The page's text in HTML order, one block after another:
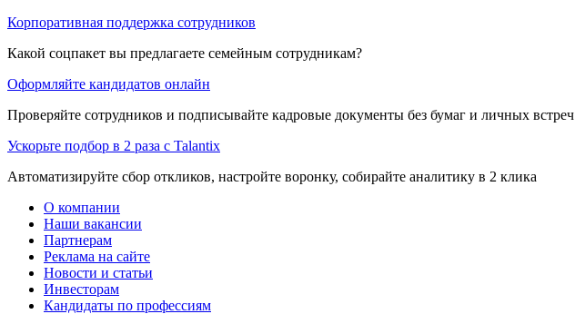
Корпоративная поддержка сотрудников
Какой соцпакет вы предлагаете семейным сотрудникам?
Оформляйте кандидатов онлайн
Проверяйте сотрудников и подписывайте кадровые документы без бумаг и личных встреч
Ускорьте подбор в 2 раза с Talantix
Автоматизируйте сбор откликов, настройте воронку, собирайте аналитику в 2 клика
О компании
Наши вакансии
Партнерам
Реклама на сайте
Новости и статьи
Инвесторам
Кандидаты по профессиям